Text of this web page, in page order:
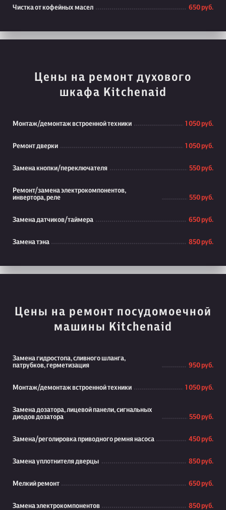
Чистка от кофейных масел 650 руб.
Цены на ремонт духового
шкафа Kitchenaid
Монтаж/демонтаж встроенной техники 1 050 руб.
Ремонт дверки 1 050 руб.
Замена кнопки/переключателя 550 руб.
Ремонт/замена электрокомпонентов,
инвертора, реле
550 руб.
Замена датчиков/таймера 650 руб.
Замена тэна 850 руб.
Цены на ремонт посудомоечной
машины Kitchenaid
Замена гидростопа, сливного шланга,
патрубков, герметизация
950 руб.
Монтаж/демонтаж встроенной техники 1 050 руб.
Замена дозатора, лицевой панели, сигнальных
диодов дозатора
550 руб.
Замена/реголировка приводного ремня насоса 450 руб.
Замена уплотнителя дверцы 850 руб.
Мелкий ремонт 650 руб.
Замена электрокомпонентов 850 руб.